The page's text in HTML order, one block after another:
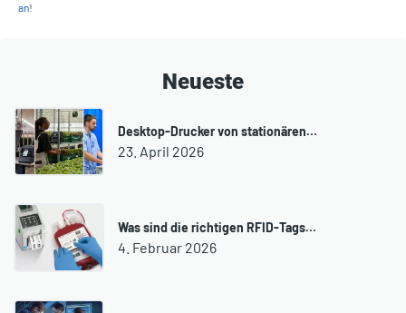
an!
Neueste
Desktop-Drucker von stationären…
23. April 2026
Was sind die richtigen RFID-Tags…
4. Februar 2026